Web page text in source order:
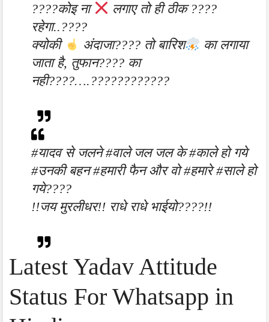
????कोइ ना
लगाए तो ही ठीक ????
रहेगा..????
क्योकी
अंदाजा???? तो बारिश
का लगाया
जाता है, तुफान???? का
नही????….????????????
#यादव से जलने #वाले जल जल के #काले हो गये
#उनकी बहन #हमारी फैन और वो #हमारे #साले हो
गये????
!!जय मुरलीधर!! राधे राधे भाईयो????!!
Latest Yadav Attitude
Status For Whatsapp in